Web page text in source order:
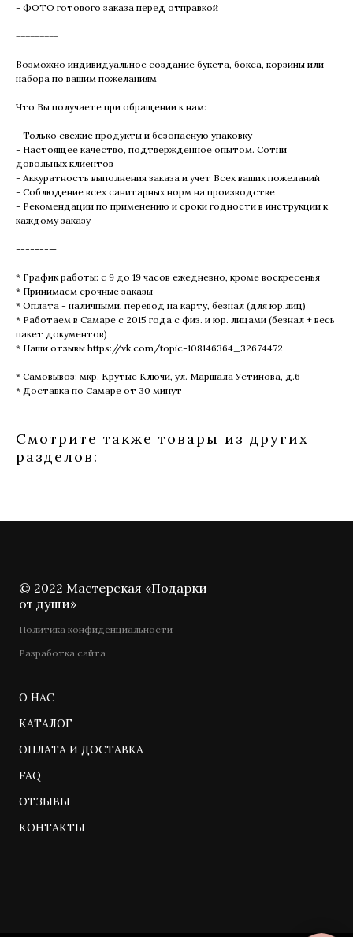
- ФОТО готового заказа перед отправкой
=========
Возможно индивидуальное создание букета, бокса, корзины или
набора по вашим пожеланиям
Что Вы получаете при обращении к нам:
- Только свежие продукты и безопасную упаковку
- Настоящее качество, подтвержденное опытом. Сотни
довольных клиентов
- Аккуратность выполнения заказа и учет Всех ваших пожеланий
- Соблюдение всех санитарных норм на производстве
- Рекомендации по применению и сроки годности в инструкции к
каждому заказу
-------—
* График работы: с 9 до 19 часов ежедневно, кроме воскресенья
* Принимаем срочные заказы
* Оплата - наличными, перевод на карту, безнал (для юр.лиц)
* Работаем в Самаре с 2015 года с физ. и юр. лицами (безнал + весь
пакет документов)
* Наши отзывы https://vk.com/topic-108146364_32674472
* Самовывоз: мкр. Крутые Ключи, ул. Маршала Устинова, д.6
* Доставка по Самаре от 30 минут
Смотрите также товары из других
разделов:
© 2022 Мастерская «Подарки
от души»
Политика конфиденциальности
Разработка сайта
О НАС
КАТАЛОГ
ОПЛАТА И ДОСТАВКА
FAQ
ОТЗЫВЫ
КОНТАКТЫ